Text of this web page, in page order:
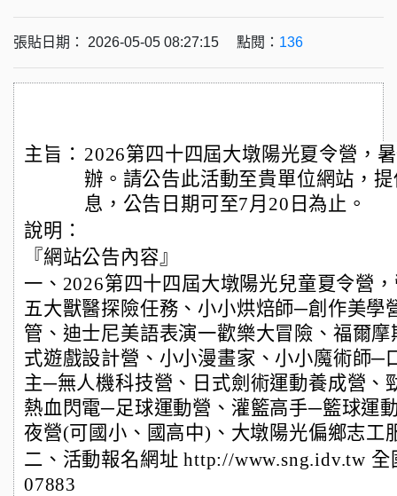
張貼日期： 2026-05-05 08:27:15 點閱： 136
主旨： 2026第四十四屆大墩陽光夏令營，
辦。請公告此活動至貴單位網站，
息，公告日期可至7月20日為止。
說明：
『網站公告內容』
一、2026第四十四屆大墩陽光兒童夏令營
五大獸醫探險任務、小小烘焙師─創作美學
管、迪士尼美語表演一歡樂大冒險、福爾
式遊戲設計營、小小漫畫家、小小魔術師─
主─無人機科技營、日式劍術運動養成營、
熱血閃電─足球運動營、灌籃高手─籃球運
夜營(可國小、國高中)、大墩陽光偏鄉志工
二、活動報名網址 http://www.sng.idv.tw
07883